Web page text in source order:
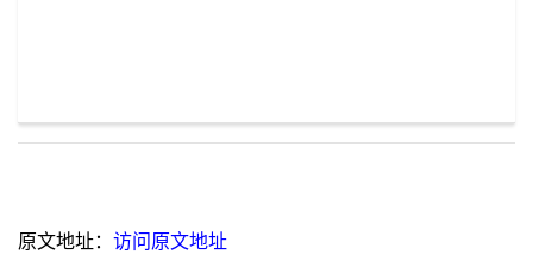
原文地址： 访问原文地址